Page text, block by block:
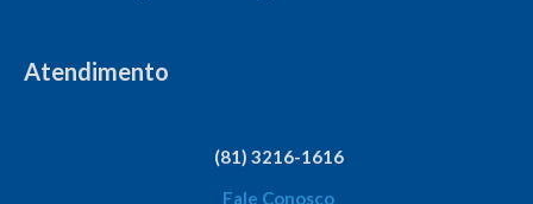
Atendimento
(81) 3216-1616
Fale Conosco